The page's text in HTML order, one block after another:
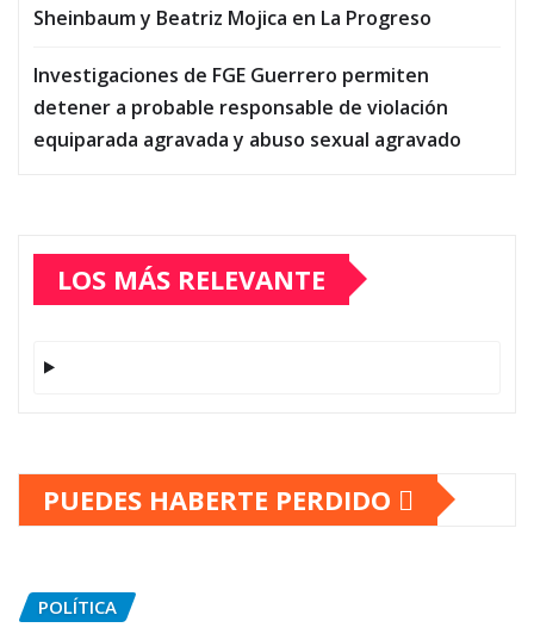
Sheinbaum y Beatriz Mojica en La Progreso
Investigaciones de FGE Guerrero permiten
detener a probable responsable de violación
equiparada agravada y abuso sexual agravado
LOS MÁS RELEVANTE
PUEDES HABERTE PERDIDO
POLÍTICA